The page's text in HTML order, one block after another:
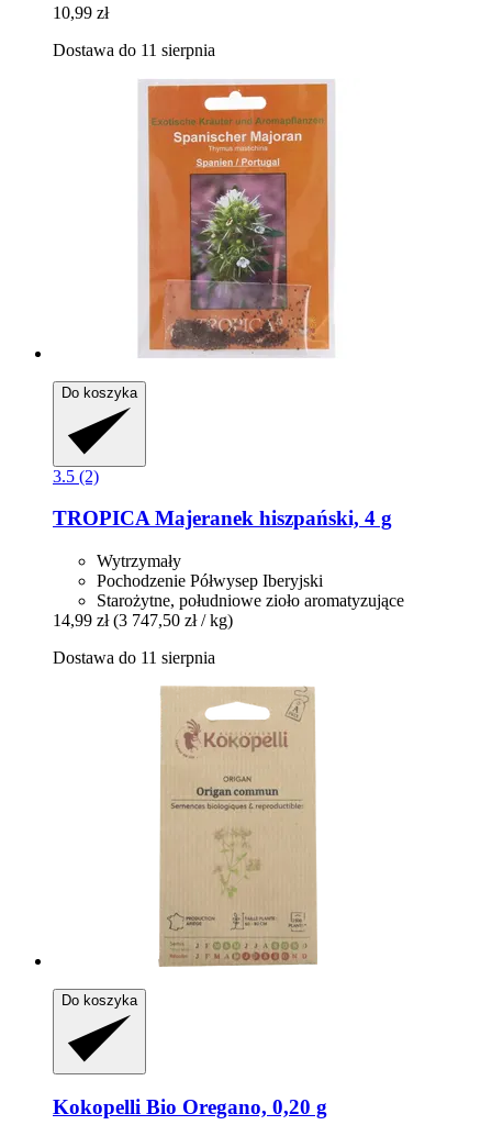
10,99 zł
Dostawa do 11 sierpnia
Do koszyka
3.5 (2)
TROPICAMajeranek hiszpański, 4 g
Wytrzymały
Pochodzenie Półwysep Iberyjski
Starożytne, południowe zioło aromatyzujące
14,99 zł (3 747,50 zł / kg)
Dostawa do 11 sierpnia
Do koszyka
Kokopelli Bio Oregano, 0,20 g